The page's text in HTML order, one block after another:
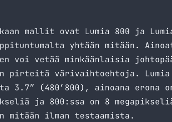
mallit ovat Lumia 800 ja
yhtään mitään.
voi vetää minkäänlaisia
pirteitä värivaihtoehtoja.
3.7″ (480’800), ainoana erona
ja 800:ssa on 8
mitään ilman testaamista.